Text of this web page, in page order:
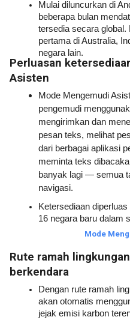
Mulai diluncurkan di
beberapa bulan
tersedia secara global.
pertama di Australia,
negara lain.
Perluasan
Asisten
Mode Mengemudi
pengemudi
mengirimkan dan
pesan teks, melihat
dari berbagai aplikasi
meminta teks
banyak lagi — semua
navigasi.
Ketersediaan
16 negara baru dalam
Mode
Rute ramah
berkendara
Dengan rute ramah
akan otomatis
jejak emisi karbon